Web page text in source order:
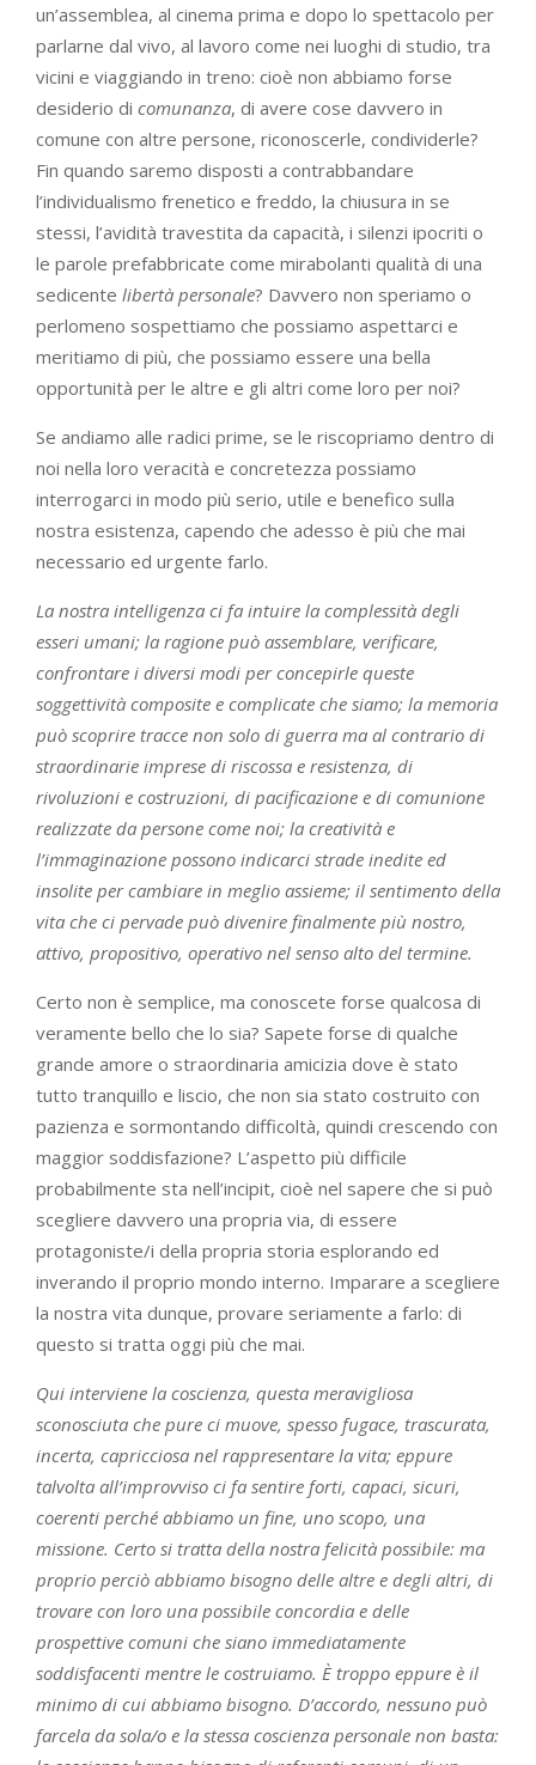
un’assemblea, al cinema prima e dopo lo spettacolo per
parlarne dal vivo, al lavoro come nei luoghi di studio, tra
vicini e viaggiando in treno: cioè non abbiamo forse
desiderio di comunanza, di avere cose davvero in
comune con altre persone, riconoscerle, condividerle?
Fin quando saremo disposti a contrabbandare
l’individualismo frenetico e freddo, la chiusura in se
stessi, l’avidità travestita da capacità, i silenzi ipocriti o
le parole prefabbricate come mirabolanti qualità di una
sedicente libertà personale? Davvero non speriamo o
perlomeno sospettiamo che possiamo aspettarci e
meritiamo di più, che possiamo essere una bella
opportunità per le altre e gli altri come loro per noi?
Se andiamo alle radici prime, se le riscopriamo dentro di
noi nella loro veracità e concretezza possiamo
interrogarci in modo più serio, utile e benefico sulla
nostra esistenza, capendo che adesso è più che mai
necessario ed urgente farlo.
La nostra intelligenza ci fa intuire la complessità degli
esseri umani; la ragione può assemblare, verificare,
confrontare i diversi modi per concepirle queste
soggettività composite e complicate che siamo; la memoria
può scoprire tracce non solo di guerra ma al contrario di
straordinarie imprese di riscossa e resistenza, di
rivoluzioni e costruzioni, di pacificazione e di comunione
realizzate da persone come noi; la creatività e
l’immaginazione possono indicarci strade inedite ed
insolite per cambiare in meglio assieme; il sentimento della
vita che ci pervade può divenire finalmente più nostro,
attivo, propositivo, operativo nel senso alto del termine.
Certo non è semplice, ma conoscete forse qualcosa di
veramente bello che lo sia? Sapete forse di qualche
grande amore o straordinaria amicizia dove è stato
tutto tranquillo e liscio, che non sia stato costruito con
pazienza e sormontando difficoltà, quindi crescendo con
maggior soddisfazione? L’aspetto più difficile
probabilmente sta nell’incipit, cioè nel sapere che si può
scegliere davvero una propria via, di essere
protagoniste/i della propria storia esplorando ed
inverando il proprio mondo interno. Imparare a scegliere
la nostra vita dunque, provare seriamente a farlo: di
questo si tratta oggi più che mai.
Qui interviene la coscienza, questa meravigliosa
sconosciuta che pure ci muove, spesso fugace, trascurata,
incerta, capricciosa nel rappresentare la vita; eppure
talvolta all’improvviso ci fa sentire forti, capaci, sicuri,
coerenti perché abbiamo un fine, uno scopo, una
missione. Certo si tratta della nostra felicità possibile: ma
proprio perciò abbiamo bisogno delle altre e degli altri, di
trovare con loro una possibile concordia e delle
prospettive comuni che siano immediatamente
soddisfacenti mentre le costruiamo. È troppo eppure è il
minimo di cui abbiamo bisogno. D’accordo, nessuno può
farcela da sola/o e la stessa coscienza personale non basta: